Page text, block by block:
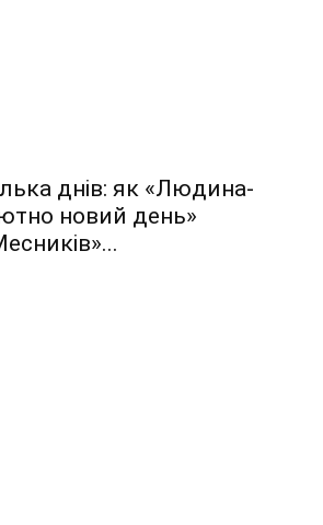
днів: як «Людина-
новий день»